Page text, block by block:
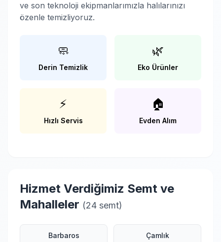
ve son teknoloji ekipmanlarımızla halılarınızı
özenle temizliyoruz.
🧼
Derin Temizlik
🌿
Eko Ürünler
⚡
Hızlı Servis
🏠
Evden Alım
Hizmet Verdiğimiz Semt ve
Mahalleler (24 semt)
Barbaros Çamlık